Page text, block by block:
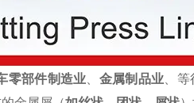
零部件制造业 金属制品业 、